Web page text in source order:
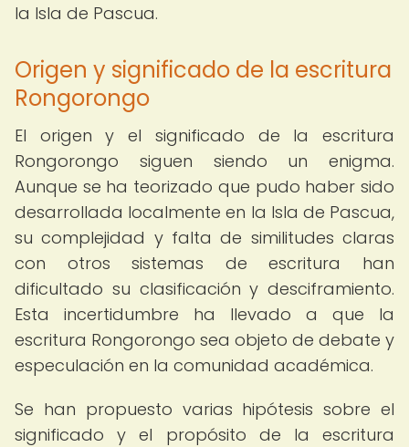
la Isla de Pascua.
Origen y significado de la escritura
Rongorongo
El origen y el significado de la escritura
Rongorongo siguen siendo un enigma.
Aunque se ha teorizado que pudo haber sido
desarrollada localmente en la Isla de Pascua,
su complejidad y falta de similitudes claras
con otros sistemas de escritura han
dificultado su clasificación y desciframiento.
Esta incertidumbre ha llevado a que la
escritura Rongorongo sea objeto de debate y
especulación en la comunidad académica.
Se han propuesto varias hipótesis sobre el
significado y el propósito de la escritura